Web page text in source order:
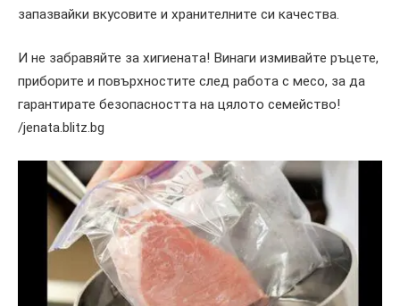
запазвайки вкусовите и хранителните си качества.
И не забравяйте за хигиената! Винаги измивайте ръцете,
приборите и повърхностите след работа с месо, за да
гарантирате безопасността на цялото семейство!
/jenata.blitz.bg